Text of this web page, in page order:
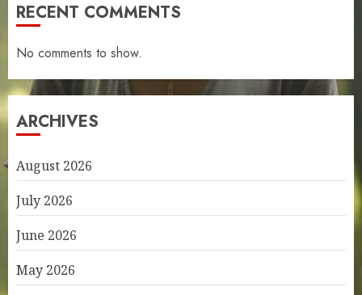
RECENT COMMENTS
No comments to show.
ARCHIVES
August 2026
July 2026
June 2026
May 2026